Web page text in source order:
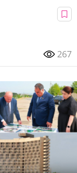
267